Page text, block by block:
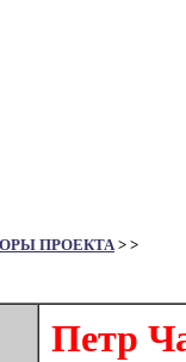
ПРОЕКТА> >
Петр